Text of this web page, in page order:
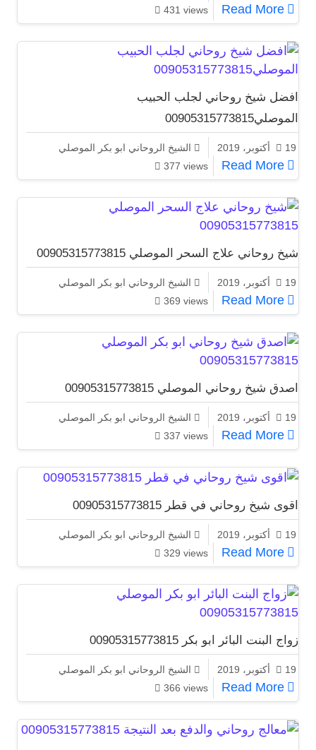
431 views
Read More
شيخ روحاني لجلب الرزق الموصلي 00905315773815
افضل شيخ روحاني لجلب الحبيب
الموصلي00905315773815
19 أكتوبر، 2019
الشيخ الروحاني ابو بكر الموصلي
377 views
Read More
افضل شيخ روحاني لجلب الحبيب الموصلي00905315773815
شيخ روحاني علاج السحر الموصلي 00905315773815
19 أكتوبر، 2019
الشيخ الروحاني ابو بكر الموصلي
369 views
Read More
شيخ روحاني علاج السحر الموصلي 00905315773815
اصدق شيخ روحاني الموصلي 00905315773815
19 أكتوبر، 2019
الشيخ الروحاني ابو بكر الموصلي
337 views
Read More
اصدق شيخ روحاني الموصلي 00905315773815
اقوى شيخ روحاني في قطر 00905315773815
19 أكتوبر، 2019
الشيخ الروحاني ابو بكر الموصلي
329 views
Read More
اقوى شيخ روحاني في قطر 00905315773815
زواج البنت البائر ابو بكر 00905315773815
19 أكتوبر، 2019
الشيخ الروحاني ابو بكر الموصلي
366 views
Read More
زواج البنت البائر ابو بكر 00905315773815